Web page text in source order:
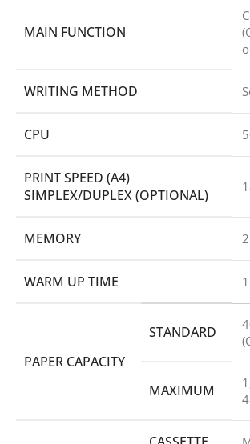
MAIN FUNCTION
WRITING METHOD
CPU
PRINT SPEED (A4)
SIMPLEX/DUPLEX (OPTIONAL)
MEMORY
WARM UP TIME
PAPER CAPACITY
STANDARD
MAXIMUM